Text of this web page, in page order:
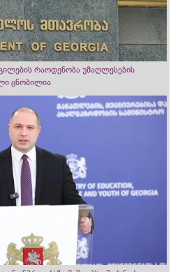
რაოდენობა უმაღლესების
ცნობილია